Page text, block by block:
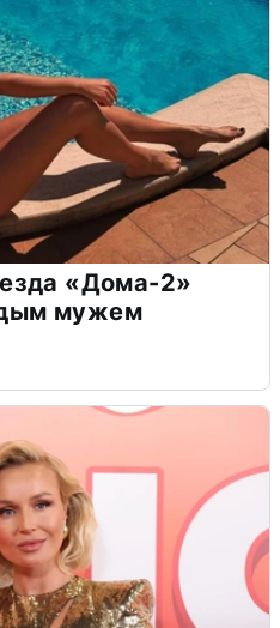
«Дома-2»
мужем